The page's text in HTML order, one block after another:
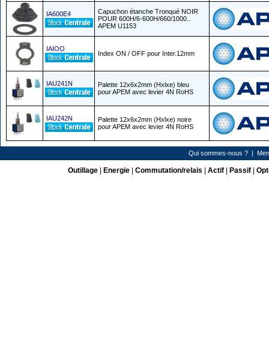
IA600E4
Capuchon étanche Tronqué NOIR
POUR 600H/6-600H/660/1000..
APEM U1153
IAIOO
Index ON / OFF pour Inter.12mm
IAU241N
Palette 12x6x2mm (Hxlxe) bleu
pour APEM avec levier 4N RoHS
IAU242N
Palette 12x6x2mm (Hxlxe) noire
pour APEM avec levier 4N RoHS
Qui sommes-nous ? |
Outillage| Energie| Commutation/relais Actif| Passif|